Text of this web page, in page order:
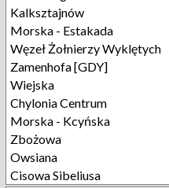
Kalksztajnów
Morska - Estakada
Węzeł Żołnierzy Wyklętych
Zamenhofa [GDY]
Wiejska
Chylonia Centrum
Morska - Kcyńska
Zbożowa
Owsiana
Cisowa Sibeliusa